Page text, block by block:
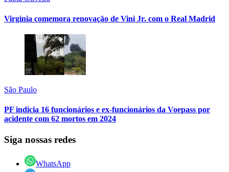
Virginia comemora renovação de Vini Jr. com o Real Madrid
São Paulo
PF indicia 16 funcionários e ex-funcionários da Voepass por
acidente com 62 mortos em 2024
Siga nossas redes
WhatsApp